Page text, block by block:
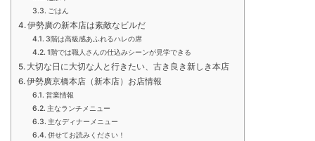
ごはん
伊勢廣の新本店は素敵なビルだ
3階は高級感あふれるハレの席
1階では職人さんの仕込みシーンが見学できる
大切な日に大切な人と行きたい、古き良き新しき本店
伊勢廣京橋本店（新本店）お店情報
営業情報
主なランチメニュー
主なディナーメニュー
併せてお読みください！